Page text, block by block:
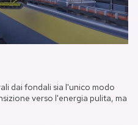
dai fondali sia l'unico modo
verso l'energia pulita, ma